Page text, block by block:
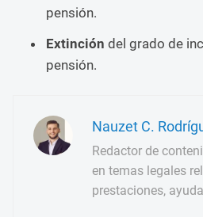
pensión.
Extinción del grado de
pensión.
Nauzet C.
Redactor de
en temas legales
prestaciones,